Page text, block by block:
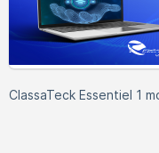
ClassaTeck Essentiel 1